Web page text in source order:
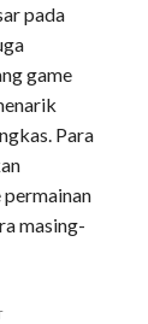
pada
game
Para
masing-